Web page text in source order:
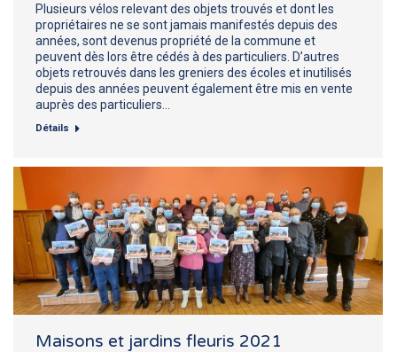
Plusieurs vélos relevant des objets trouvés et dont les
propriétaires ne se sont jamais manifestés depuis des
années, sont devenus propriété de la commune et
peuvent dès lors être cédés à des particuliers. D’autres
objets retrouvés dans les greniers des écoles et inutilisés
depuis des années peuvent également être mis en vente
auprès des particuliers…
Détails
Maisons et jardins fleuris 2021